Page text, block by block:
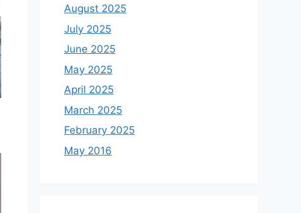
August 2025
July 2025
June 2025
May 2025
April 2025
March 2025
February 2025
May 2016